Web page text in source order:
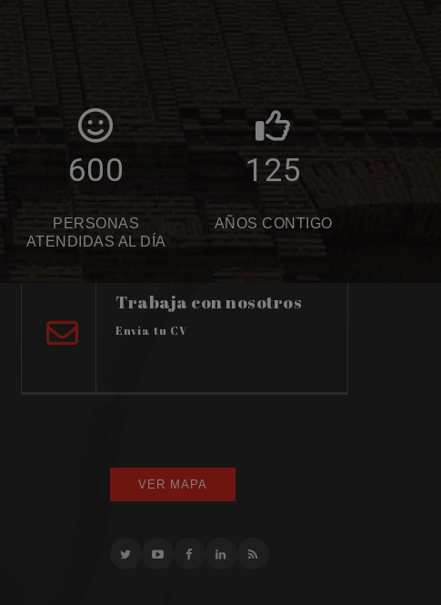
600
PERSONAS
ATENDIDAS AL DÍA
125
AÑOS CONTIGO
Trabaja con nosotros
Envía tu CV
VER MAPA